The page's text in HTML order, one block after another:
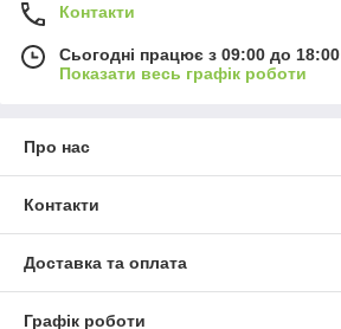
Контакти
Сьогодні працює з 09:00 до 18:00
Показати весь графік роботи
Про нас
Контакти
Доставка та оплата
Графік роботи